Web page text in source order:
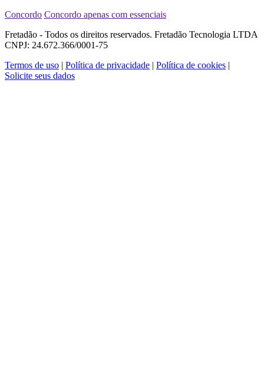
Concordo Concordo apenas com essenciais
Fretadão - Todos os direitos reservados. Fretadão Tecnologia LTDA
CNPJ: 24.672.366/0001-75
Termos de uso | Política de privacidade | Política de cookies |
Solicite seus dados